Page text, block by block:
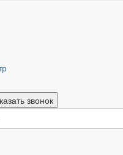
звонок